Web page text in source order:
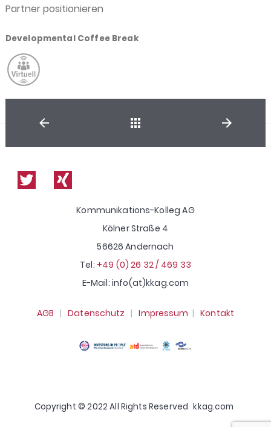
Partner positionieren
Developmental Coffee Break
Kommunikations-Kolleg AG
Kölner Straße 4
56626 Andernach
Tel: +49 (0) 26 32 / 469 33
E-Mail: info(at)kkag.com
AGB |Datenschutz |Impressum |Kontakt
Copyright © 2022 All Rights Reserved kkag.com